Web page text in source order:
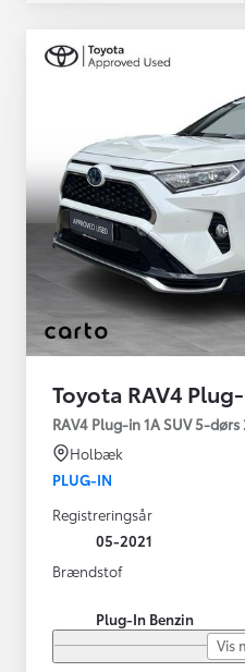
Toyota RAV4
RAV4 Plug-in 1A SUV 5-
Holbæk
PLUG-IN
Registreringsår
05-2021
Brændstof
Plug-In Benzin
Vis